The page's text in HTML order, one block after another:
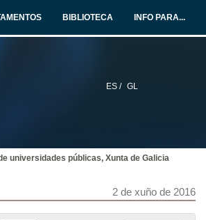
BIBLIOTECA INFO PARA...
ES / GL
universidades públicas, Xunta de Galicia
2 de xuño de 2016
Gala Graduación Escola Enxeñería Industrial Promoción 2012-2016. Completa
Benvida
2 de xuño de 2016